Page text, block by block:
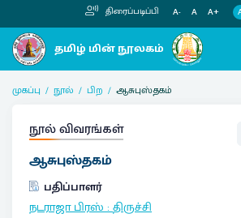
திரைப்படிப்பி A- A A+
முகப்பு நூல் பிற ஆசுபுஸ்தகம்
நூல் விவரங்கள்
ஆசுபுஸ்தகம்
பதிப்பாளர்
நடராஜா பிரஸ்:திருச்சி